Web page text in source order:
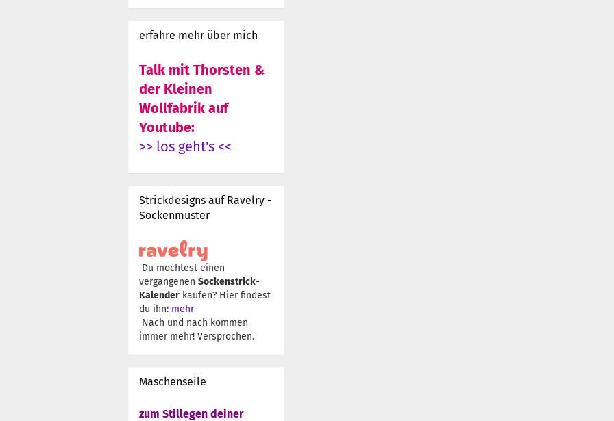
erfahre mehr über mich
Talk mit Thorsten &
der Kleinen
Wollfabrik auf
Youtube:
>> los geht's <<
Strickdesigns auf Ravelry -
Sockenmuster
Du möchtest einen
vergangenen Sockenstrick-
Kalender kaufen? Hier findest
du ihn: mehr
Nach und nach kommen
immer mehr! Versprochen.
Maschenseile
zum Stillegen deiner